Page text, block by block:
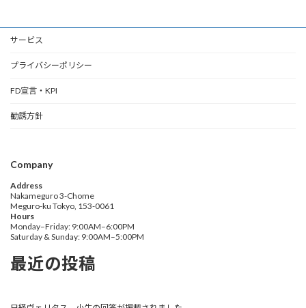
サービス
プライバシーポリシー
FD宣言・KPI
勧誘方針
Company
Address
Nakameguro 3-Chome
Meguro-ku Tokyo, 153-0061
Hours
Monday–Friday: 9:00AM–6:00PM
Saturday & Sunday: 9:00AM–5:00PM
最近の投稿